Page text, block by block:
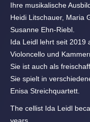
Ihre musikalische
Heidi Litschauer, Maria
Susanne Ehn-Riebl.
Ida Leidl lehrt seit 2019
Violoncello und
Sie ist auch als
Sie spielt in
Enisa Streichquartett.
The cellist Ida Leidl
years.